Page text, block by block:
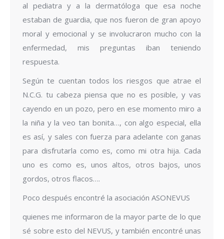
al pediatra y a la dermatóloga que esa noche
estaban de guardia, que nos fueron de gran apoyo
moral y emocional y se involucraron mucho con la
enfermedad, mis preguntas iban teniendo
respuesta.
Según te cuentan todos los riesgos que atrae el
N.C.G. tu cabeza piensa que no es posible, y vas
cayendo en un pozo, pero en ese momento miro a
la niña y la veo tan bonita…, con algo especial, ella
es así, y sales con fuerza para adelante con ganas
para disfrutarla como es, como mi otra hija. Cada
uno es como es, unos altos, otros bajos, unos
gordos, otros flacos….
Poco después encontré la asociación ASONEVUS
quienes me informaron de la mayor parte de lo que
sé sobre esto del NEVUS, y también encontré unas